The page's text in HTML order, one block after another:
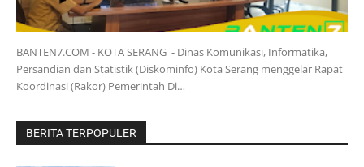
BANTEN7.COM - KOTA SERANG - Dinas Komunikasi, Informatika,
Persandian dan Statistik (Diskominfo) Kota Serang menggelar Rapat
Koordinasi (Rakor) Pemerintah Di…
BERITA TERPOPULER